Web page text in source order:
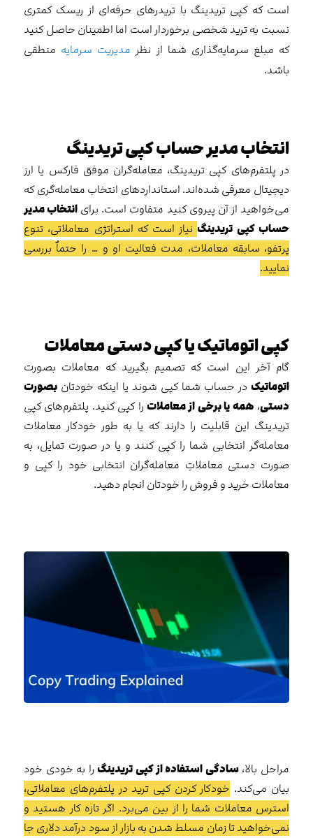
است که کپی تریدینگ با تریدرهای حرفه‌ای از ریسک کمتری
نسبت به ترید شخصی برخوردار است اما اطمینان حاصل کنید
که مبلغ سرمایه‌گذاری شما از نظر مدیریت سرمایه منطقی
باشد.
انتخاب مدیر حساب کپی تریدینگ
در پلتفرم‌های کپی تریدینگ، معامله‌گران موفق فارکس یا ارز
دیجیتال معرفی شده‌اند. استانداردهای انتخاب معامله‌گری که
می‌خواهید از آن پیروی کنید متفاوت است. برای انتخاب مدیر
حساب کپی تریدینگنیاز است که استراتژی معاملاتی، تنوع
پرتفو، سابقه معاملات، مدت فعالیت او و … را حتماٌ بررسی
نمایید.
کپی اتوماتیک یا کپی دستی معاملات
گام آخر این است که تصمیم بگیرید که معاملات بصورت
اتوماتیک در حساب شما کپی شوند یا اینکه خودتان بصورت
دستی، همه یا برخی از معاملاترا کپی کنید. پلتفرم‌های کپی
تریدینگ این قابلیت را دارند که یا به طور خودکار معاملات
معامله‌گر انتخابی شما را کپی ‌کنند و یا در صورت تمایل، به
صورت دستی معاملاتِ معامله‌گران انتخابی خود را کپی و
معاملات خرید و فروش را خودتان انجام دهید.
مراحل بالا،سادگی استفاده از کپی تریدینگرا به خودی خود
بیان می‌کند. خودکار کردن کپی ترید در پلتفرم‌های معاملاتی،
استرس معاملات شما را از بین می‌برد. اگر تازه کار هستید و
نمی‌خواهید تا زمان مسلط شدن به بازار از سود درآمد دلاری جا